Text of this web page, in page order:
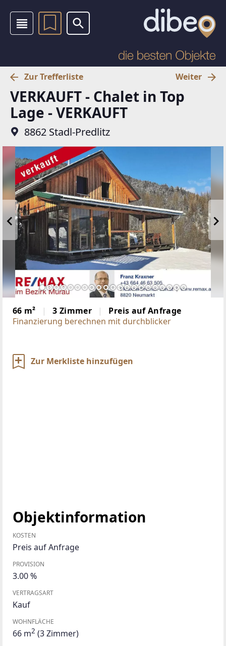
Zur Trefferliste Weiter
VERKAUFT - Chalet in Top
Lage - VERKAUFT
8862 Stadl-Predlitz
66 m² 3 Zimmer
Preis auf Anfrage
Finanzierung berechnen mit durchblicker
Zur Merkliste hinzufügen
Objektinformation
KOSTEN
Preis auf Anfrage
PROVISION
3.00 %
VERTRAGSART
Kauf
WOHNFLÄCHE
66 m2 (3 Zimmer)